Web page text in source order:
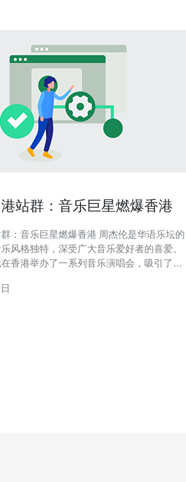
站群：音乐巨星燃爆香港
巨星燃爆香港 周杰伦是华语乐坛的
风格独特，深受广大音乐爱好者的喜爱。
香港举办了一系列音乐演唱会，吸引了众
伦香港站群是周杰伦在香